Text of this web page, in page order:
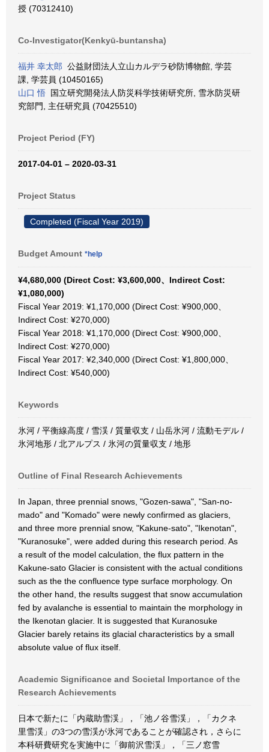
授 (70312410)
Co-Investigator(Kenkyū-buntansha)
福井 幸太郎 公益財団法人立山カルデラ砂防博物館, 学芸
課, 学芸員 (10450165)
山口 悟 国立研究開発法人防災科学技術研究所, 雪氷防災研
究部門, 主任研究員 (70425510)
Project Period (FY)
2017-04-01 – 2020-03-31
Project Status
Completed (Fiscal Year 2019)
Budget Amount *help
¥4,680,000 (Direct Cost: ¥3,600,000、Indirect Cost:
¥1,080,000)
Fiscal Year 2019: ¥1,170,000 (Direct Cost: ¥900,000、
Indirect Cost: ¥270,000)
Fiscal Year 2018: ¥1,170,000 (Direct Cost: ¥900,000、
Indirect Cost: ¥270,000)
Fiscal Year 2017: ¥2,340,000 (Direct Cost: ¥1,800,000、
Indirect Cost: ¥540,000)
Keywords
氷河 / 平衡線高度 / 雪渓 / 質量収支 / 山岳氷河 / 流動モデル /
氷河地形 / 北アルプス / 氷河の質量収支 / 地形
Outline of Final Research Achievements
In Japan, three prennial snows, "Gozen-sawa", "San-no-
mado" and "Komado" were newly confirmed as glaciers,
and three more prennial snow, "Kakune-sato", "Ikenotan",
"Kuranosuke", were added during this research period. As
a result of the model calculation, the flux pattern in the
Kakune-sato Glacier is consistent with the actual conditions
such as the the confluence type surface morphology. On
the other hand, the results suggest that snow accumulation
fed by avalanche is essential to maintain the morphology in
the Ikenotan glacier. It is suggested that Kuranosuke
Glacier barely retains its glacial characteristics by a small
absolute value of flux itself.
Academic Significance and Societal Importance of the
Research Achievements
日本で新たに「内蔵助雪渓」，「池ノ谷雪渓」，「カクネ
里雪渓」の3つの雪渓が氷河であることが確認され，さらに
本科研費研究を実施中に「御前沢雪渓」，「三ノ窓雪